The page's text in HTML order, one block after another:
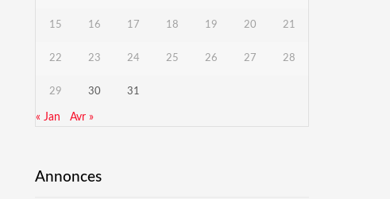
15 16 17 18 19 20 21
22 23 24 25 26 27 28
29 30 31
« Jan Avr »
Annonces